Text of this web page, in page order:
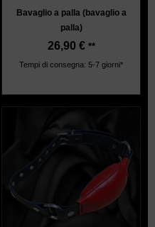
Bavaglio a palla (bavaglio a
palla)
26,90 € **
Tempi di consegna: 5-7 giorni*